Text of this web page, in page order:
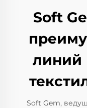
Soft
линий
Soft Gem,